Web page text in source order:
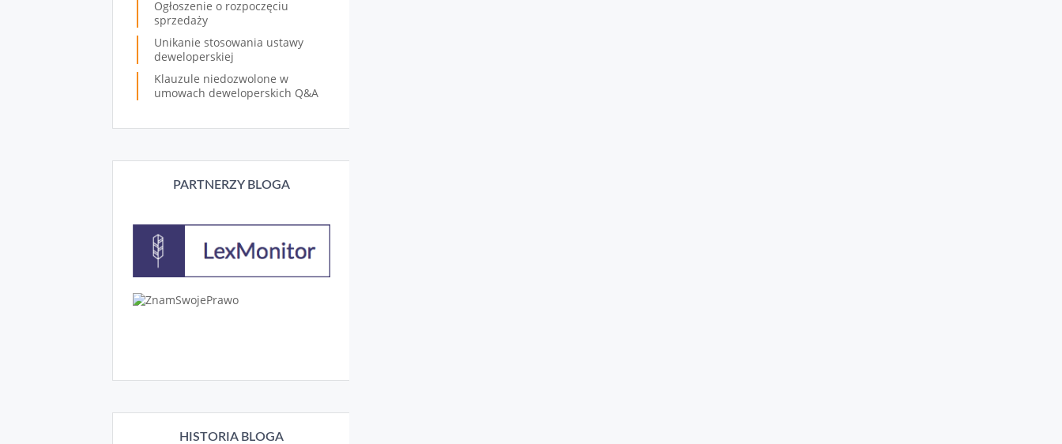
Ogłoszenie o rozpoczęciu
sprzedaży
Unikanie stosowania ustawy
deweloperskiej
Klauzule niedozwolone w
umowach deweloperskich Q&A
PARTNERZY BLOGA
HISTORIA BLOGA